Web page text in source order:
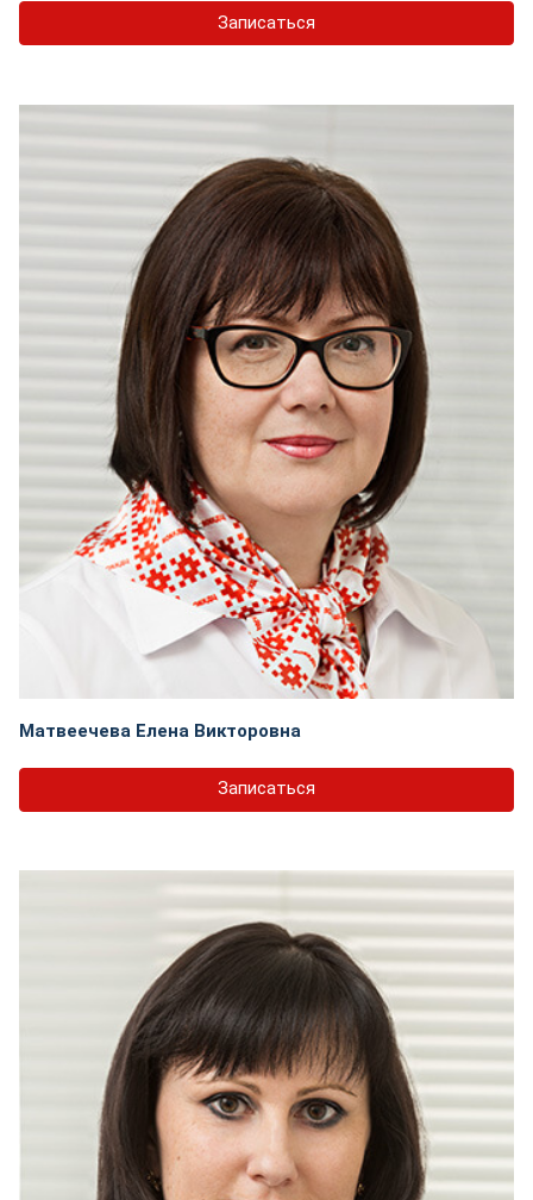
Записаться
Матвеечева Елена Викторовна
Записаться